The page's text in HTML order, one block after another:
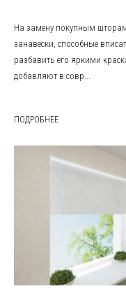
На замену покупным
занавески, способные
разбавить его яркими
добавляют в совр...
ПОДРОБНЕЕ